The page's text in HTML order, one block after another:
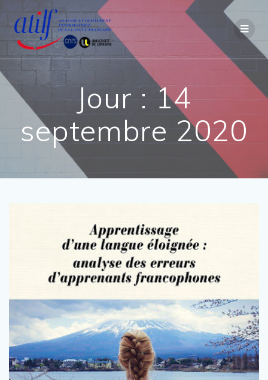
contenu
Jour :14
septembre 2020